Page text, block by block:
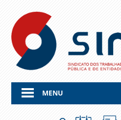
content
MENU